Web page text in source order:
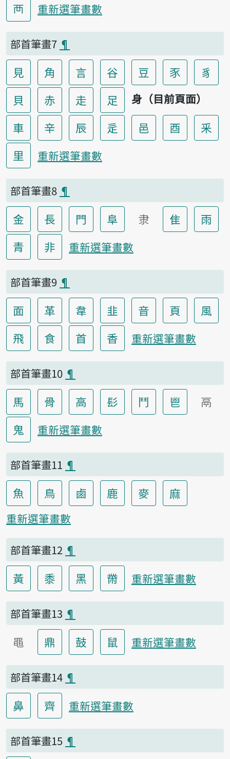
襾
重新選筆畫數
部首筆畫7 ¶
見 角 言 谷 豆 豕
豸
貝
赤 走 足 身（目前頁面）
車 辛 辰 辵 邑 酉
釆
里
重新選筆畫數
部首筆畫8 ¶
金 長 門 阜 隶 隹
雨
青
非 重新選筆畫數
部首筆畫9 ¶
面 革 韋 韭 音 頁
風
飛
食 首 香 重新選筆畫數
部首筆畫10 ¶
馬 骨 高 髟 鬥 鬯
鬲
鬼
重新選筆畫數
部首筆畫11 ¶
魚 鳥 鹵 鹿 麥 麻
重新選筆畫數
部首筆畫12 ¶
黃 黍 黑 黹 重新選筆畫數
部首筆畫13 ¶
黽 鼎 鼓 鼠 重新選筆畫數
部首筆畫14 ¶
鼻 齊 重新選筆畫數
部首筆畫15 ¶